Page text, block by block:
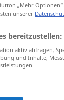
„Mehr
unserer
bereitzustellen:
aktiv abfragen.
und Inhalte,